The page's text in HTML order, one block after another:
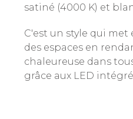
satiné (4000 K) et
C'est un style qui
des espaces en
chaleureuse dans
grâce aux LED